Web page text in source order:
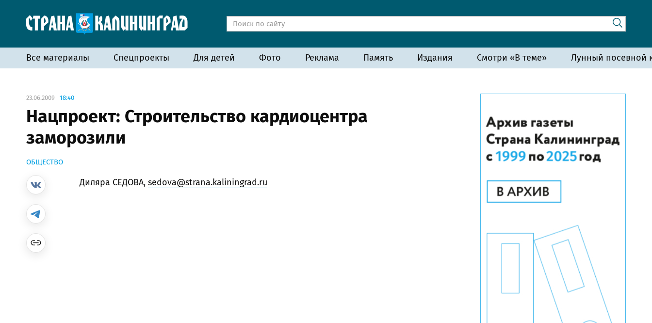
Все материалы Спецпроекты Для детей Фото Реклама Память Издания Смотри «В теме» Лунный посевной
23.06.2009 18:40
Нацпроект: Строительство кардиоцентра
заморозили
ОБЩЕСТВО
Диляра СЕДОВА, sedova@strana.kaliningrad.ru